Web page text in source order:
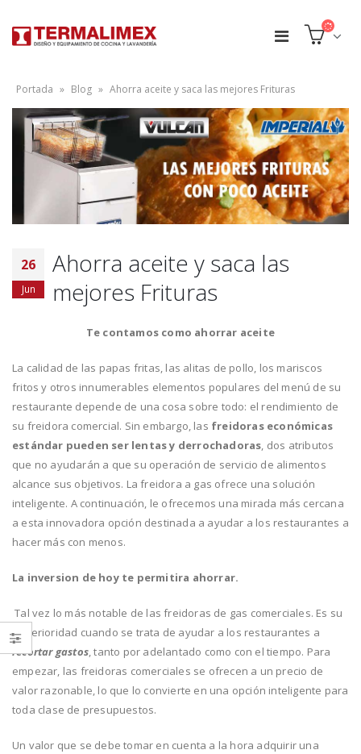
Portada » Blog » Ahorra aceite y saca las mejores Frituras
26
Jun
Ahorra aceite y saca las
mejores Frituras
Te contamos como ahorrar aceite
La calidad de las papas fritas, las alitas de pollo, los mariscos
fritos y otros innumerables elementos populares del menú de su
restaurante depende de una cosa sobre todo: el rendimiento de
su freidora comercial. Sin embargo, las freidoras económicas
estándar pueden ser lentas y derrochadoras, dos atributos
que no ayudarán a que su operación de servicio de alimentos
alcance sus objetivos. La freidora a gas ofrece una solución
inteligente. A continuación, le ofrecemos una mirada más cercana
a esta innovadora opción destinada a ayudar a los restaurantes a
hacer más con menos.
La inversion de hoy te permitira ahorrar.
Tal vez lo más notable de las freidoras de gas comerciales. Es su
superioridad cuando se trata de ayudar a los restaurantes a
recortar gastos, tanto por adelantado como con el tiempo. Para
empezar, las freidoras comerciales se ofrecen a un precio de
valor razonable, lo que lo convierte en una opción inteligente para
toda clase de presupuestos.
Un valor que se debe tomar en cuenta a la hora adquirir una